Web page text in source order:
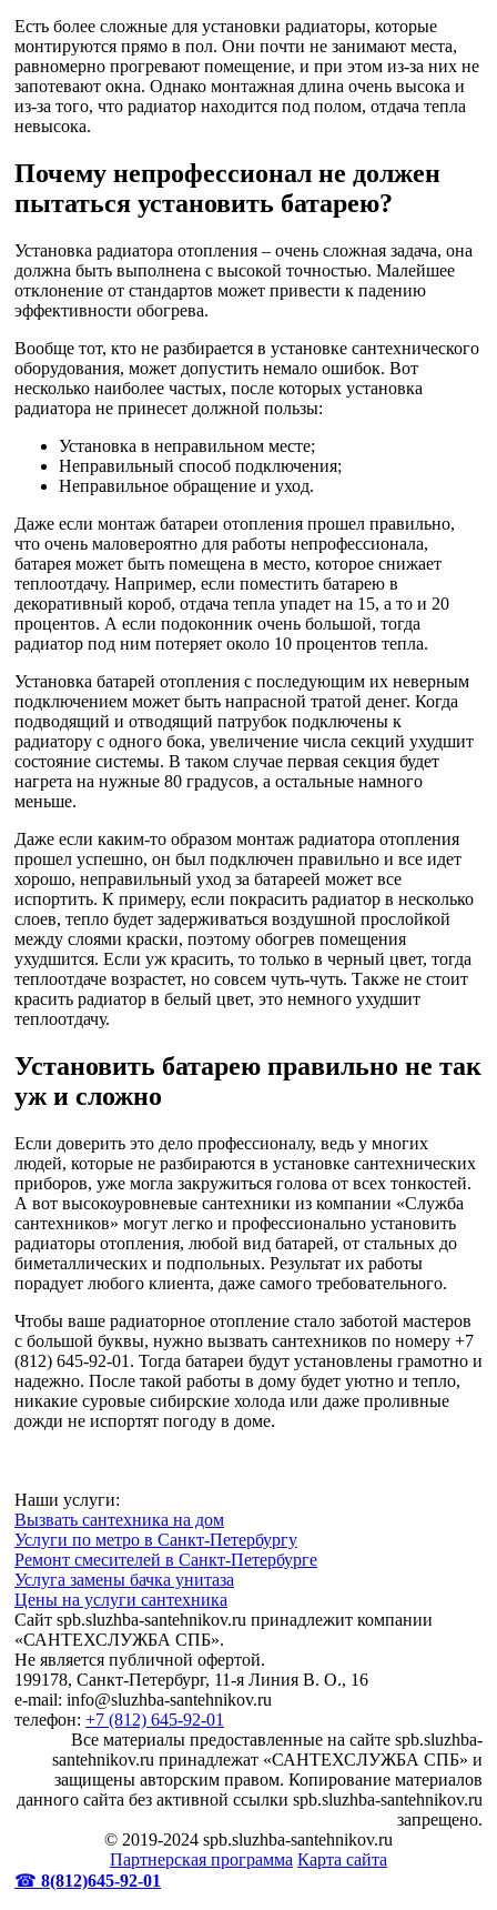
Есть более сложные для установки радиаторы, которые
монтируются прямо в пол. Они почти не занимают места,
равномерно прогревают помещение, и при этом из-за них не
запотевают окна. Однако монтажная длина очень высока и
из-за того, что радиатор находится под полом, отдача тепла
невысока.
Почему непрофессионал не должен
пытаться установить батарею?
Установка радиатора отопления – очень сложная задача, она
должна быть выполнена с высокой точностью. Малейшее
отклонение от стандартов может привести к падению
эффективности обогрева.
Вообще тот, кто не разбирается в установке сантехнического
оборудования, может допустить немало ошибок. Вот
несколько наиболее частых, после которых установка
радиатора не принесет должной пользы:
Установка в неправильном месте;
Неправильный способ подключения;
Неправильное обращение и уход.
Даже если монтаж батареи отопления прошел правильно,
что очень маловероятно для работы непрофессионала,
батарея может быть помещена в место, которое снижает
теплоотдачу. Например, если поместить батарею в
декоративный короб, отдача тепла упадет на 15, а то и 20
процентов. А если подоконник очень большой, тогда
радиатор под ним потеряет около 10 процентов тепла.
Установка батарей отопления с последующим их неверным
подключением может быть напрасной тратой денег. Когда
подводящий и отводящий патрубок подключены к
радиатору с одного бока, увеличение числа секций ухудшит
состояние системы. В таком случае первая секция будет
нагрета на нужные 80 градусов, а остальные намного
меньше.
Даже если каким-то образом монтаж радиатора отопления
прошел успешно, он был подключен правильно и все идет
хорошо, неправильный уход за батареей может все
испортить. К примеру, если покрасить радиатор в несколько
слоев, тепло будет задерживаться воздушной прослойкой
между слоями краски, поэтому обогрев помещения
ухудшится. Если уж красить, то только в черный цвет, тогда
теплоотдаче возрастет, но совсем чуть-чуть. Также не стоит
красить радиатор в белый цвет, это немного ухудшит
теплоотдачу.
Установить батарею правильно не так
уж и сложно
Если доверить это дело профессионалу, ведь у многих
людей, которые не разбираются в установке сантехнических
приборов, уже могла закружиться голова от всех тонкостей.
А вот высокоуровневые сантехники из компании «Служба
сантехников» могут легко и профессионально установить
радиаторы отопления, любой вид батарей, от стальных до
биметаллических и подпольных. Результат их работы
порадует любого клиента, даже самого требовательного.
Чтобы ваше радиаторное отопление стало заботой мастеров
с большой буквы, нужно вызвать сантехников по номеру +7
(812) 645-92-01. Тогда батареи будут установлены грамотно и
надежно. После такой работы в дому будет уютно и тепло,
никакие суровые сибирские холода или даже проливные
дожди не испортят погоду в доме.
Наши услуги:
Вызвать сантехника на дом
Услуги по метро в Санкт-Петербургу
Ремонт смесителей в Санкт-Петербурге
Услуга замены бачка унитаза
Цены на услуги сантехника
Сайт spb.sluzhba-santehnikov.ru принадлежит компании
«САНТЕХСЛУЖБА СПБ».
Не является публичной офертой.
199178, Санкт-Петербург, 11-я Линия В. О., 16
e-mail: info@sluzhba-santehnikov.ru
телефон: +7 (812) 645-92-01
Все материалы предоставленные на сайте spb.sluzhba-
santehnikov.ru принадлежат «САНТЕХСЛУЖБА СПБ» и
защищены авторским правом. Копирование материалов
данного сайта без активной ссылки spb.sluzhba-santehnikov.ru
запрещено.
© 2019-2024 spb.sluzhba-santehnikov.ru
Партнерская программа Карта сайта
☎ 8(812)645-92-01